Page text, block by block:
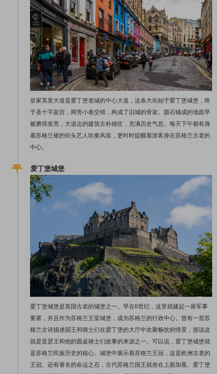
皇家英里大道是爱丁堡老城的中心大道，这条大街始于爱丁堡城堡，终
于圣十字架宫，两旁小巷交错，构成了旧城的骨架。圆石铺成的地面早
被磨得发亮，大道边的建筑古朴雄壮，充满历史气息。每天下午都有身
着苏格兰裙的街头艺人吹奏风笛，更时时提醒着游客身在苏格兰古老的
中心。
爱丁堡城堡
爱丁堡城堡是英国古老的城堡之一。早在6世纪，这里就建起一座军事
要塞，并且作为苏格兰王室城堡，成为苏格兰的行政中心。曾有一首苏
格兰古诗描述国王和骑士们在爱丁堡的大厅中欢聚畅饮的情景，据说这
就是亚瑟王和他的圆桌骑士们故事的来源之一。可以说，爱丁堡城堡就
是苏格兰民族历史的核心。城堡中展示着苏格兰王冠，这是欧洲古老的
王冠。还有著名的命运之石，古代苏格兰国王就坐在上面加冕。爱丁堡